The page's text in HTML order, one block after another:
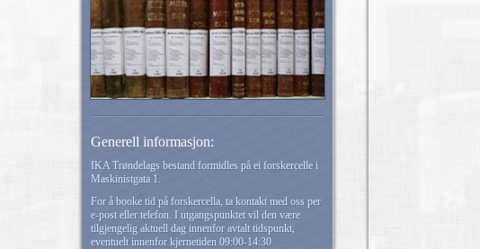
Generell informasjon:
IKA Trøndelags bestand formidles på ei forskercelle i
Maskinistgata 1.
For å booke tid på forskercella, ta kontakt med oss per
e-post eller telefon. I utgangspunktet vil den være
tilgjengelig aktuell dag innenfor avtalt tidspunkt,
eventuelt innenfor kjernetiden 09:00-14:30